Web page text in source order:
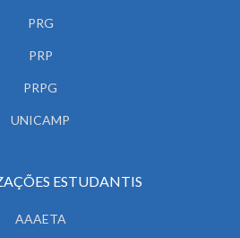
PRG
PRP
PRPG
UNICAMP
ESTUDANTIS
AAAETA